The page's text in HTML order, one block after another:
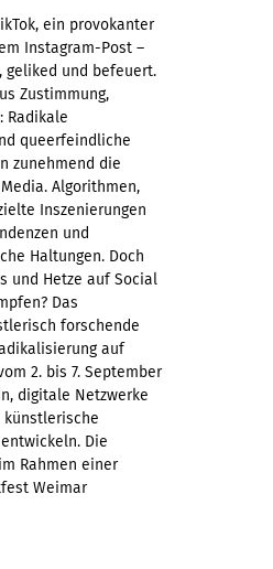
ein provokanter
Instagram-Post –
und befeuert.
Zustimmung,
Radikale
queerfeindliche
zunehmend die
Algorithmen,
Inszenierungen
und
Haltungen. Doch
und Hetze auf Social
Das
forschende
auf
2. bis 7. September
digitale Netzwerke
künstlerische
Die
Rahmen einer
Weimar